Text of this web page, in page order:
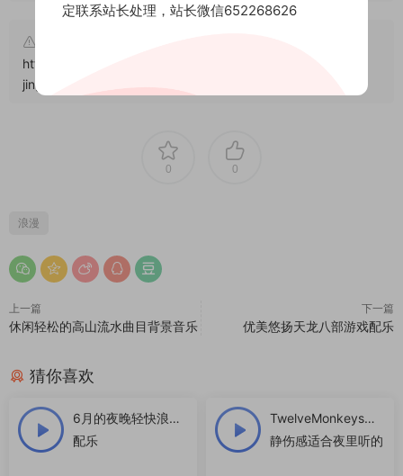
https://lanfucai.com/sc/beijingyinyue/qing-xu-chang-
jing/15875
0 0
浪漫
上一篇
休闲轻松的高山流水曲目背景音乐
下一篇
优美悠扬天龙八部游戏配乐
猜你喜欢
6月的夜晚轻快浪漫
配乐
TwelveMonkeys安
静伤感适合夜里听的
定联系站长处理，站长微信652268626